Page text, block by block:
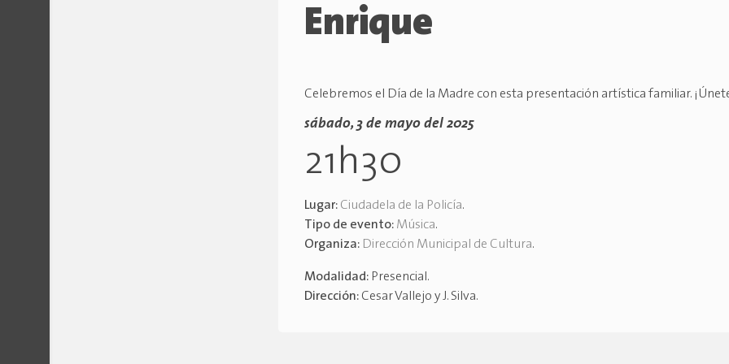
Enrique
Celebremos el Día de la Madre con esta presentación artística familiar.
sábado, 3 de mayo del 2025
21h30
Lugar: Ciudadela de la Policía.
Tipo de evento: Música.
Organiza: Dirección Municipal de Cultura.
Modalidad: Presencial.
Dirección: Cesar Vallejo y J. Silva.